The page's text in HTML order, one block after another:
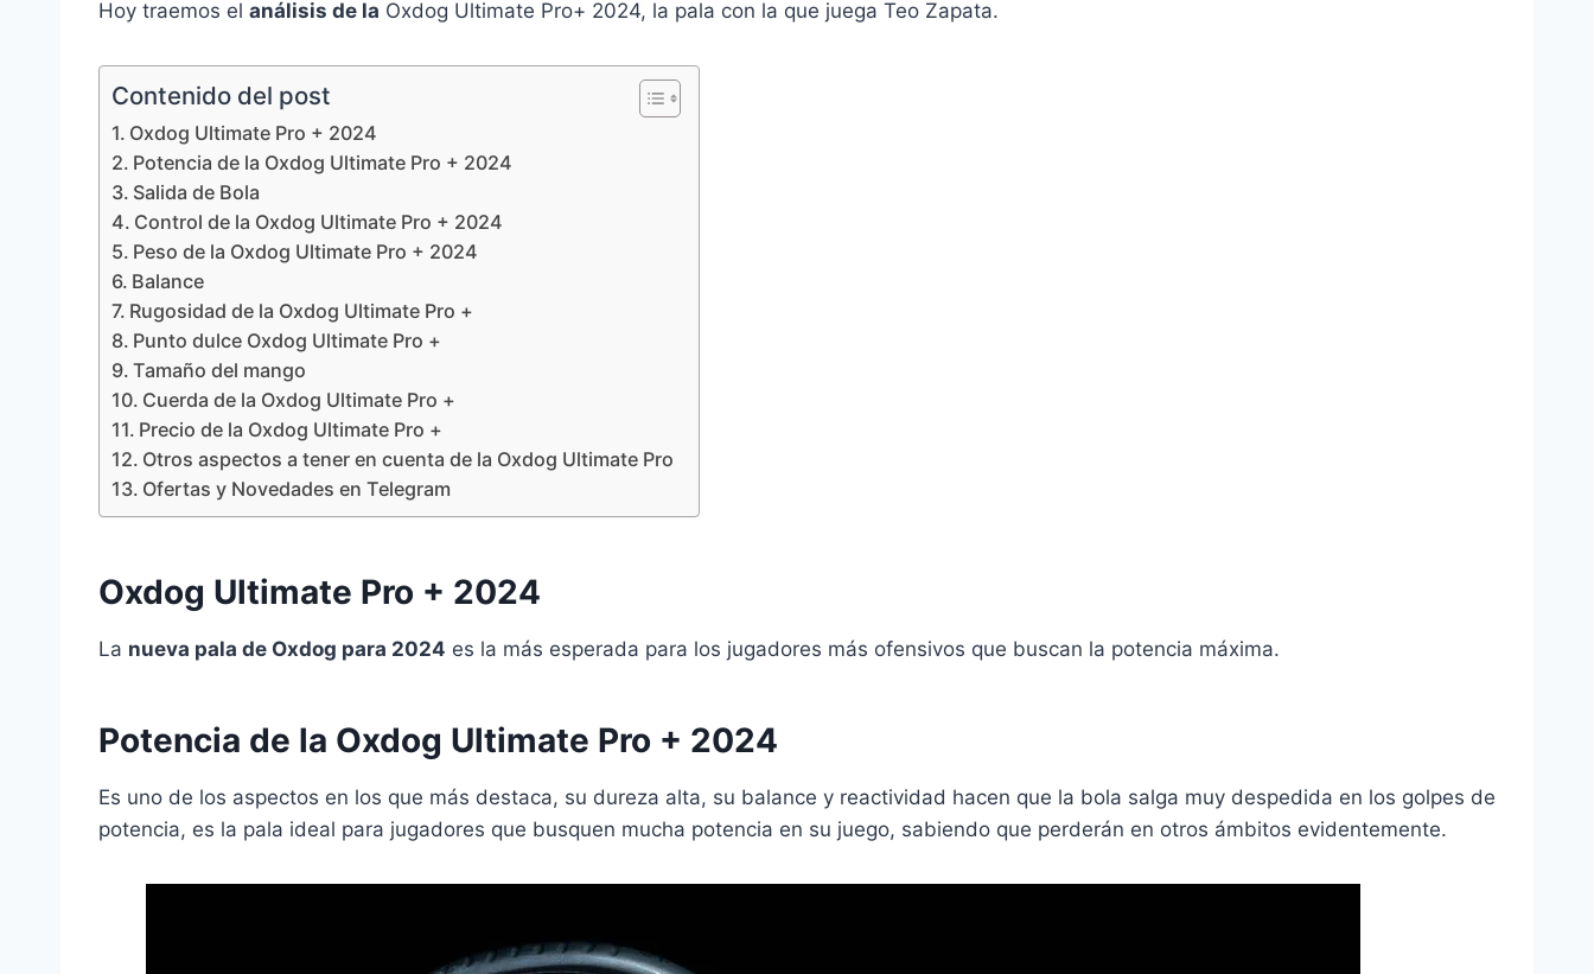
Hoy traemos el análisis de la Oxdog Ultimate Pro+ 2024, la pala con la que juega Teo Zapata.
Contenido del post
Oxdog Ultimate Pro + 2024
Potencia de la Oxdog Ultimate Pro + 2024
Salida de Bola
Control de la Oxdog Ultimate Pro + 2024
Peso de la Oxdog Ultimate Pro + 2024
Balance
Rugosidad de la Oxdog Ultimate Pro +
Punto dulce Oxdog Ultimate Pro +
Tamaño del mango
Cuerda de la Oxdog Ultimate Pro +
Precio de la Oxdog Ultimate Pro +
Otros aspectos a tener en cuenta de la Oxdog Ultimate Pro
Ofertas y Novedades en Telegram
Oxdog Ultimate Pro + 2024
La nueva pala de Oxdog para 2024 es la más esperada para los jugadores más ofensivos que buscan la potencia máxima.
Potencia de la Oxdog Ultimate Pro + 2024
Es uno de los aspectos en los que más destaca, su dureza alta, su balance y reactividad hacen que la bola salga muy despedida en los golpes de
potencia, es la pala ideal para jugadores que busquen mucha potencia en su juego, sabiendo que perderán en otros ámbitos evidentemente.